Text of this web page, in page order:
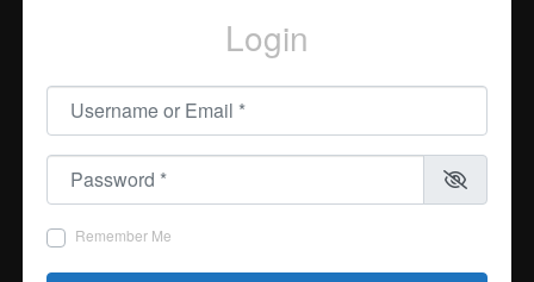
Login
Username or Email
Password
Remember Me